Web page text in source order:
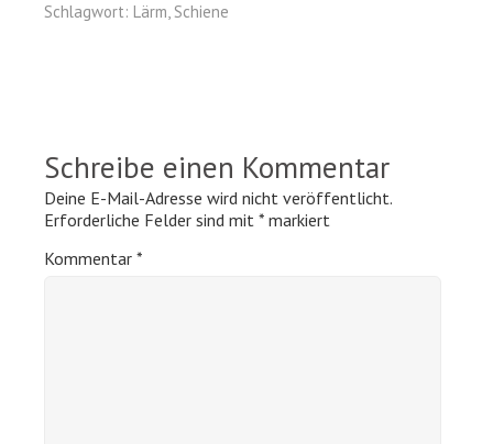
Schlagwort: Lärm, Schiene
Schreibe einen Kommentar
Deine E-Mail-Adresse wird nicht veröffentlicht.
Erforderliche Felder sind mit * markiert
Kommentar *